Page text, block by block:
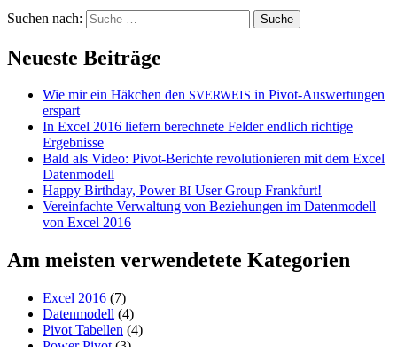
Suchen nach:
Neueste Beiträge
Wie mir ein Häkchen den SVERWEIS in Pivot-Auswertungen
erspart
In Excel 2016 liefern berechnete Felder endlich richtige
Ergebnisse
Bald als Video: Pivot-Berichte revolutionieren mit dem Excel
Datenmodell
Happy Birthday, PowerBI User Group Frankfurt!
Vereinfachte Verwaltung von Beziehungen im Datenmodell
von Excel 2016
Am meisten verwendetete Kategorien
Excel 2016 (7)
Datenmodell (4)
Pivot Tabellen (4)